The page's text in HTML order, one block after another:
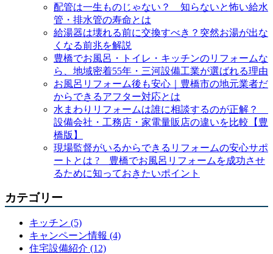
配管は一生ものじゃない？ 知らないと怖い給水
管・排水管の寿命とは
給湯器は壊れる前に交換すべき？突然お湯が出な
くなる前兆を解説
豊橋でお風呂・トイレ・キッチンのリフォームな
ら、地域密着55年・三河設備工業が選ばれる理由
お風呂リフォーム後も安心｜豊橋市の地元業者だ
からできるアフター対応とは
水まわりリフォームは誰に相談するのが正解？
設備会社・工務店・家電量販店の違いを比較【豊
橋版】
現場監督がいるからできるリフォームの安心サポ
ートとは ? 豊橋でお風呂リフォームを成功させ
るために知っておきたいポイント
カテゴリー
キッチン (5)
キャンペーン情報 (4)
住宅設備紹介 (12)